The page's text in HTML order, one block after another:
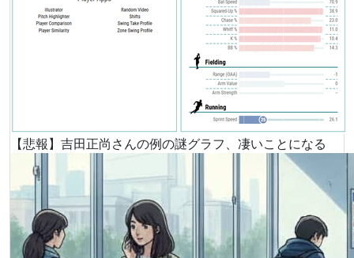
【悲報】吉田正尚さんの例の謎グラフ、凄いことになる